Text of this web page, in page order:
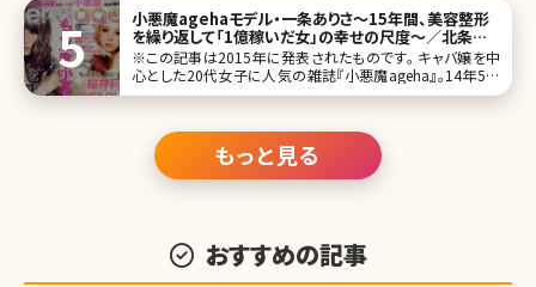
小悪魔agehaモデル・一条ありさ～15年間、美容整形
を繰り返して「1億稼いだ女」の幸せの尺度～／北条か
や
※この記事は2015年に発表されたものです。 キャバ嬢を中
心とした20代女子に人気の雑誌『小悪魔ageha』。14年5月
号の休刊から、今年4月に復刊した同誌の根底にあるのは、
否両論あるが、「努力と欲望」を肯定したい、という女子のニ
ーズ
もっと見る
おすすめの記事